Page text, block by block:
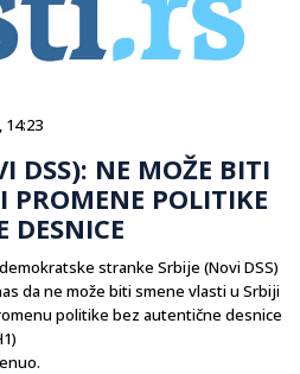
, 14:23
DSS): NE MOŽE BITI
PROMENE POLITIKE
DESNICE
stranke Srbije (Novi DSS)
da ne može biti smene vlasti u Srbiji
politike bez autentične desnice